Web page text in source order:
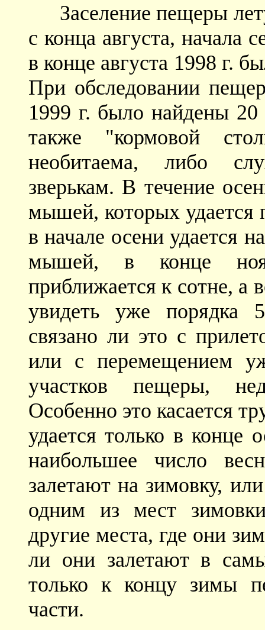
Заселение пещеры
с конца августа, начала
в конце августа 1998 г.
При обследовании
1999 г. было найдены
также "кормовой
необитаема, либо
зверькам. В течение
мышей, которых удается
в начале осени удается
мышей, в конце
приближается к сотне, а
увидеть уже порядка
связано ли это с
или с перемещением
участков пещеры,
Особенно это касается
удается только в конце
наибольшее число
залетают на зимовку,
одним из мест
другие места, где они
ли они залетают в
только к концу зимы
части.